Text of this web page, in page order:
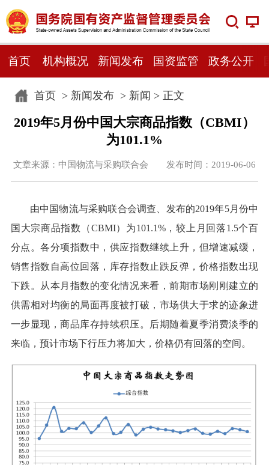
首页 机构概况 新闻发布 国资监管 政务公开
首页> 新闻发布> 新闻 > 正文
2019年5月份中国大宗商品指数（CBMI）
为101.1%
文章来源：中国物流与采购联合会 发布时间：2019-06-06
由中国物流与采购联合会调查、发布的2019年5月份中
国大宗商品指数（CBMI）为101.1%，较上月回落1.5个百
分点。各分项指数中，供应指数继续上升，但增速减缓，
销售指数自高位回落，库存指数止跌反弹，价格指数出现
下跌。从本月指数的变化情况来看，前期市场刚刚建立的
供需相对均衡的局面再度被打破，市场供大于求的迹象进
一步显现，商品库存持续积压。后期随着夏季消费淡季的
来临，预计市场下行压力将加大，价格仍有回落的空间。